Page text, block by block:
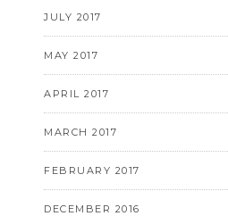
JULY 2017
MAY 2017
APRIL 2017
MARCH 2017
FEBRUARY 2017
DECEMBER 2016